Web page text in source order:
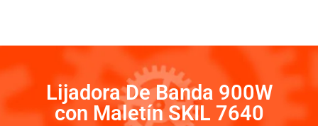
Lijadora De Banda 900W
con Maletín SKIL 7640